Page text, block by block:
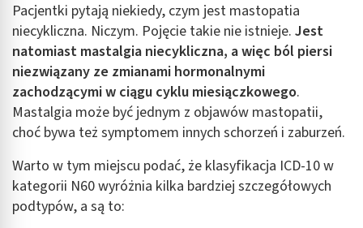
Pacjentki pytają niekiedy, czym jest mastopatia
niecykliczna. Niczym. Pojęcie takie nie istnieje. Jest
natomiast mastalgia niecykliczna, a więc ból piersi
niezwiązany ze zmianami hormonalnymi
zachodzącymi w ciągu cyklu miesiączkowego.
Mastalgia może być jednym z objawów mastopatii,
choć bywa też symptomem innych schorzeń i zaburzeń.
Warto w tym miejscu podać, że klasyfikacja ICD-10 w
kategorii N60 wyróżnia kilka bardziej szczegółowych
podtypów, a są to: